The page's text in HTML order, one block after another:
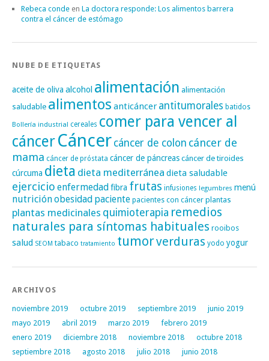
Rebeca conde en La doctora responde: Los alimentos barrera
contra el cáncer de estómago
NUBE DE ETIQUETAS
aceite de oliva alcohol alimentación alimentación
saludable alimentos anticáncer antitumorales batidos
Bollería industrial cereales comer para vencer al
cáncerCáncer cáncer de colon cáncer de
mama cáncer de próstata cáncer de páncreascáncer de tiroides
cúrcuma dieta dieta mediterránea dieta saludable
ejercicio enfermedadfibra frutas infusiones legumbres menú
nutriciónobesidad paciente pacientes con cáncer plantas
plantas medicinales quimioterapia remedios
naturales para síntomas habituales rooibos
salud SEOM tabaco tratamiento tumorverduras yodo yogur
ARCHIVOS
noviembre 2019 octubre 2019 septiembre 2019
junio 2019
mayo 2019
abril 2019 marzo 2019
febrero 2019
enero 2019
diciembre 2018 noviembre 2018
octubre 2018
septiembre 2018
agosto 2018 julio 2018
junio 2018